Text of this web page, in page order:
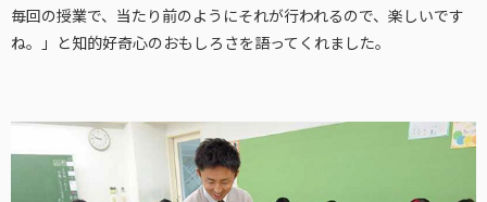
毎回の授業で、当たり前のようにそれが行われるので、楽しいです
ね。」と知的好奇心のおもしろさを語ってくれました。